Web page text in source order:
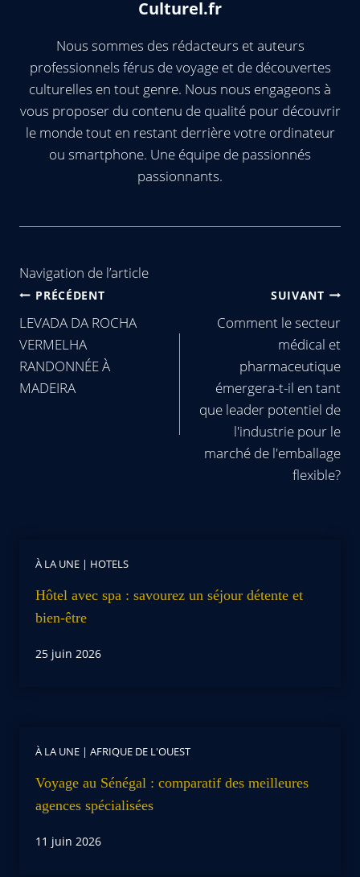
Culturel.fr
Nous sommes des rédacteurs et auteurs
professionnels férus de voyage et de découvertes
culturelles en tout genre. Nous nous engageons à
vous proposer du contenu de qualité pour découvrir
le monde tout en restant derrière votre ordinateur
ou smartphone. Une équipe de passionnés
passionnants.
Navigation de l’article
PRÉCÉDENT
LEVADA DA ROCHA
VERMELHA
RANDONNÉE À
MADEIRA
SUIVANT
Comment le secteur
médical et
pharmaceutique
émergera-t-il en tant
que leader potentiel de
l'industrie pour le
marché de l'emballage
flexible?
À LA UNE | HOTELS
Hôtel avec spa : savourez un séjour détente et
bien-être
25 juin 2026
À LA UNE | AFRIQUE DE L'OUEST
Voyage au Sénégal : comparatif des meilleures
agences spécialisées
11 juin 2026